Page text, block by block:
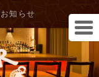
知らせ